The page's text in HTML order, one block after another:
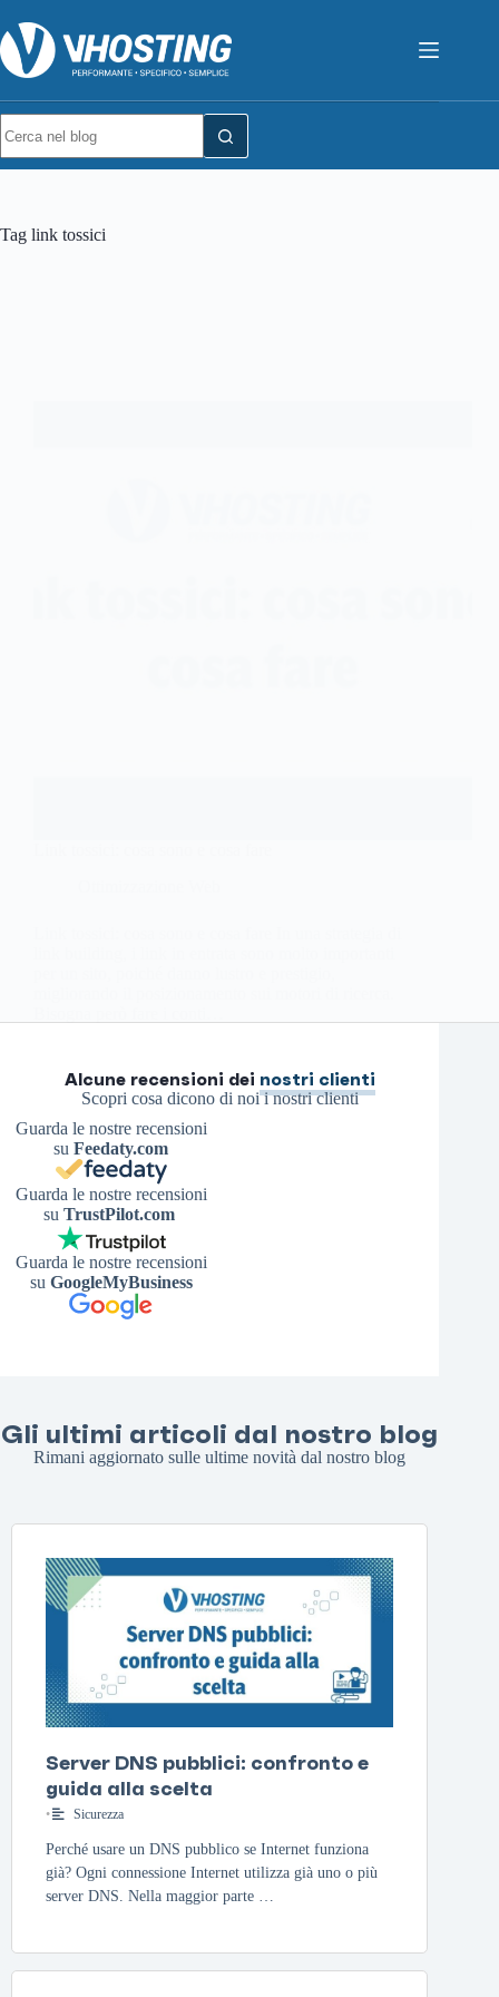
Tag link tossici
Alcune recensioni dei nostri clienti
Scopri cosa dicono di noi i nostri clienti
Guarda le nostre recensioni
suFeedaty.com
Guarda le nostre recensioni
su TrustPilot.com
Guarda le nostre recensioni
su GoogleMyBusiness
Gli ultimi articoli dal nostro blog
Rimani aggiornato sulle ultime novità dal nostro blog
Server DNS pubblici: confronto e
guida alla scelta
• Sicurezza
Perché usare un DNS pubblico se Internet funziona
già? Ogni connessione Internet utilizza già uno o più
server DNS. Nella maggior parte …